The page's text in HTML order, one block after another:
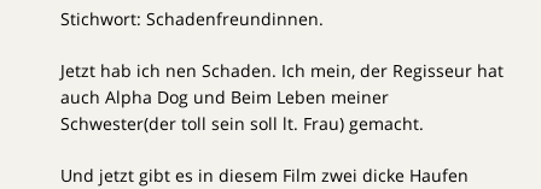
Stichwort: Schadenfreundinnen.
Jetzt hab ich nen Schaden. Ich mein, der Regisseur hat
auch Alpha Dog und Beim Leben meiner
Schwester(der toll sein soll lt. Frau) gemacht.
Und jetzt gibt es in diesem Film zwei dicke Haufen